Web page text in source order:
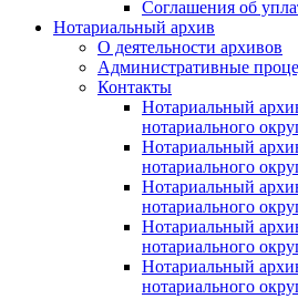
Соглашения об
Нотариальный архив
О деятельности архивов
Административные
Контакты
Нотариальный
нотариального
Нотариальный
нотариального
Нотариальный
нотариального
Нотариальный
нотариального
Нотариальный
нотариального